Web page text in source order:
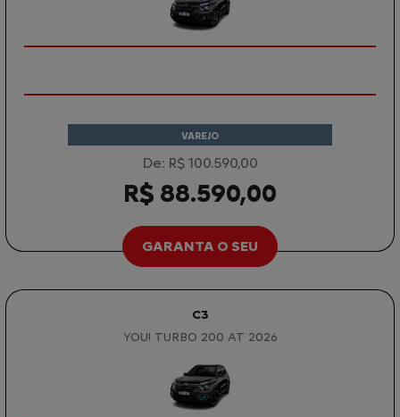
VAREJO
De: R$ 100.590,00
R$ 88.590,00
GARANTA O SEU
C3
YOU! TURBO 200 AT 2026